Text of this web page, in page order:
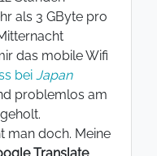
als 3 GByte pro
das mobile Wifi
bei Japan
problemlos am
man doch. Meine